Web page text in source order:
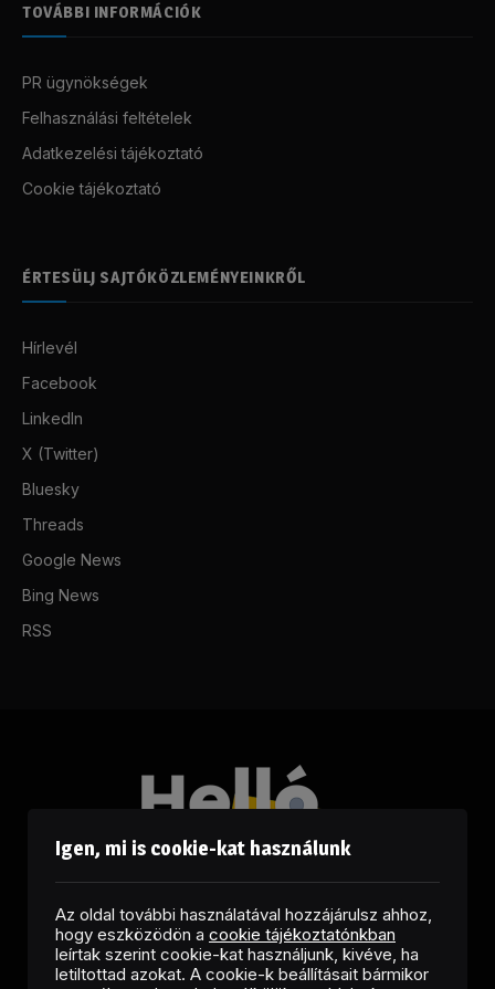
TOVÁBBI INFORMÁCIÓK
PR ügynökségek
Felhasználási feltételek
Adatkezelési tájékoztató
Cookie tájékoztató
ÉRTESÜLJ SAJTÓKÖZLEMÉNYEINKRŐL
Hírlevél
Facebook
LinkedIn
X (Twitter)
Bluesky
Threads
Google News
Bing News
RSS
Igen, mi is cookie-kat használunk
Az oldal további használatával hozzájárulsz ahhoz,
hogy eszközödön a cookie tájékoztatónkban
leírtak szerint cookie-kat használjunk, kivéve, ha
letiltottad azokat. A cookie-k beállításait bármikor